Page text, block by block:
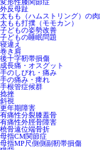
変形性膝関節症
外反母趾
太もも（ハムストリング）の
太もも打撲（モモカン）
子どもの姿勢改善
子どもの睡眠問題
寝違え
巻き肩
後十字靭帯損傷
成長痛・オスグット
手のしびれ・痛み
手の痛み・痺れ
手根管症候群
捻挫
斜視
更年期障害
有痛性分裂膝蓋骨
有痛性外脛骨障害
橈骨遠位端骨折
母指CM関節症
母指MP尺側側副靭帯損傷